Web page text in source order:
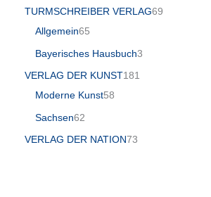
TURMSCHREIBER VERLAG69
Allgemein65
Bayerisches Hausbuch3
VERLAG DER KUNST181
Moderne Kunst58
Sachsen62
VERLAG DER NATION73